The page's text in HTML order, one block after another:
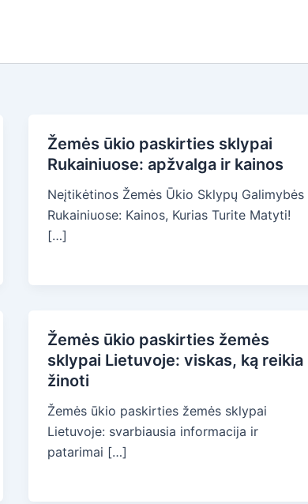
Žemės ūkio paskirties sklypai
Rukainiuose: apžvalga ir kainos
Neįtikėtinos Žemės Ūkio Sklypų Galimybės
Rukainiuose: Kainos, Kurias Turite Matyti!
[…]
Žemės ūkio paskirties žemės
sklypai Lietuvoje: viskas, ką reikia
žinoti
Žemės ūkio paskirties žemės sklypai
Lietuvoje: svarbiausia informacija ir
patarimai […]